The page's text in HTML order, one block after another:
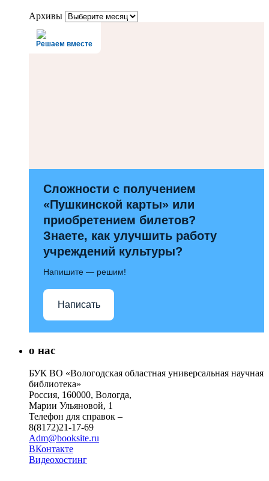
Архивы
Решаем вместе
Сложности с получением
«Пушкинской карты» или
приобретением билетов?
Знаете, как улучшить работу
учреждений культуры?
Напишите — решим!
Написать
о нас
БУК ВО «Вологодская областная универсальная научная
библиотека»
Россия, 160000, Вологда,
Марии Ульяновой, 1
Телефон для справок –
8(8172)21-17-69
Adm@booksite.ru
ВКонтакте
Видеохостинг